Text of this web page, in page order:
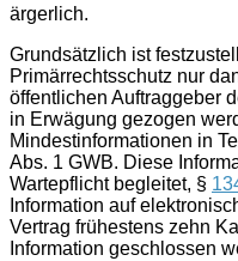
ärgerlich.
Grundsätzlich ist
Primärrechtsschutz nur
öffentlichen Auftraggeber
in Erwägung gezogen
Mindestinformationen in
Abs. 1 GWB. Diese
Wartepflicht begleitet, §
Information auf
Vertrag frühestens zehn
Information geschlossen